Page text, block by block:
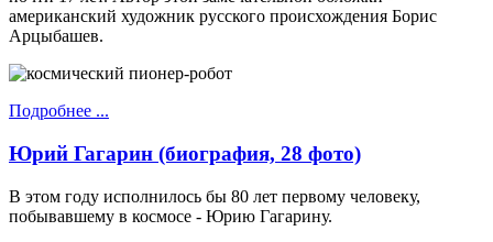
американский художник русского происхождения Борис
Арцыбашев.
Подробнее ...
Юрий Гагарин (биография, 28 фото)
В этом году исполнилось бы 80 лет первому человеку,
побывавшему в космосе - Юрию Гагарину.